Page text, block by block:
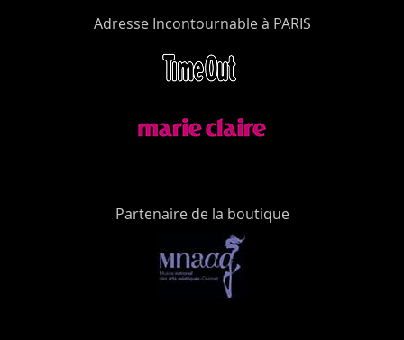
Adresse Incontournable à PARIS
Partenaire de la boutique